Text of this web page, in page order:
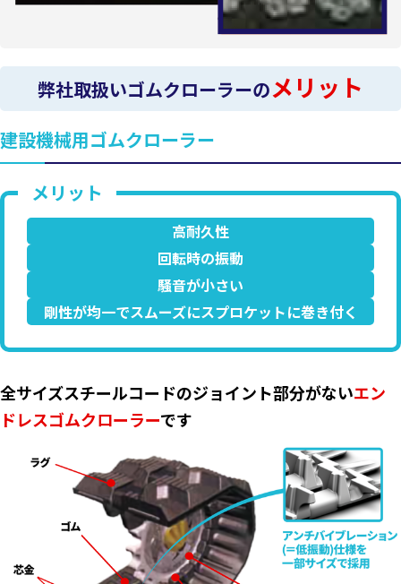
弊社取扱いゴムクローラーのメリット
建設機械用ゴムクローラー
高耐久性
回転時の振動
騒音が小さい
剛性が均一でスムーズにスプロケットに巻き付く
全サイズスチールコードのジョイント部分がないエン
ドレスゴムクローラーです